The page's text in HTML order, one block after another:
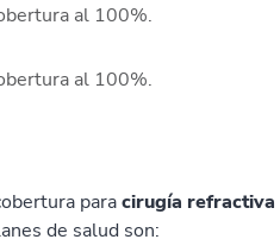
al 100%.
al 100%.
paracirugía refractiva
de salud son: